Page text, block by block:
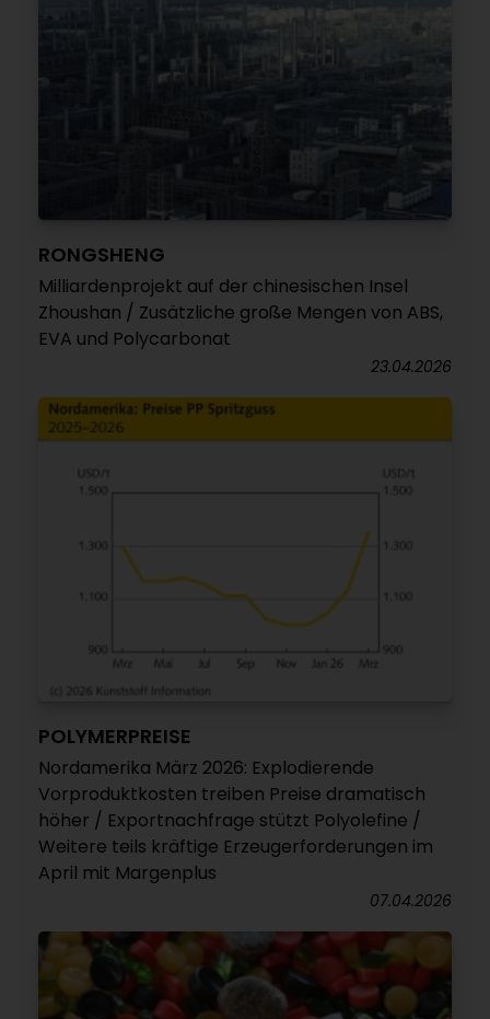
RONGSHENG
Milliardenprojekt auf der chinesischen Insel
Zhoushan / Zusätzliche große Mengen von ABS,
EVA und Polycarbonat
23.04.2026
POLYMERPREISE
Nordamerika März 2026: Explodierende
Vorproduktkosten treiben Preise dramatisch
höher / Exportnachfrage stützt Polyolefine /
Weitere teils kräftige Erzeugerforderungen im
April mit Margenplus
07.04.2026